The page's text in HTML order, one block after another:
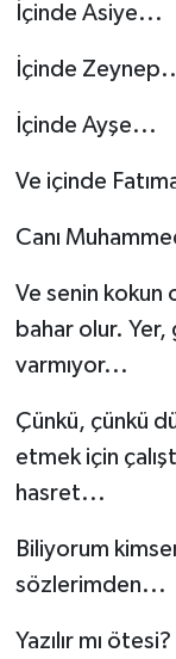
İçinde Asiye...
İçinde Zeynep..
İçinde Ayşe...
Ve içinde
Canı
Ve senin kokun
bahar olur.
varmıyor...
Çünkü, çünkü
etmek için
hasret...
Biliyorum
sözlerimden...
Yazılır mı ötesi?